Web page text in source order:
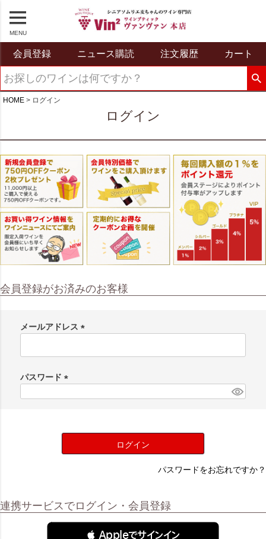
MENU
会員登録 ニュース購読 注文履歴 カート
HOME ログイン
ログイン
会員登録がお済みのお客様
メールアドレス
必
パスワード
ログイン
パスワードをお忘れですか？
連携サービスでログイン・会員登録
 Appleでサインイン